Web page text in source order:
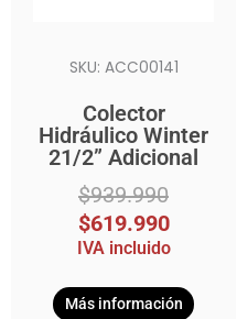
SKU: ACC00141
Colector
Hidráulico Winter
21/2” Adicional
$939.990
$619.990
IVA incluido
Más información